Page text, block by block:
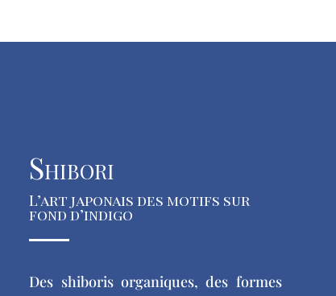
Shibori
L’art japonais des motifs sur
fond d’indigo
Des shiboris organiques, des formes